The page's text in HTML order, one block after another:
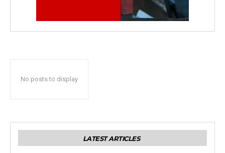
No posts to display
LATEST ARTICLES